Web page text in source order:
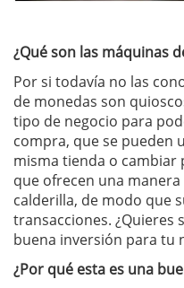
¿Qué son las máquinas
Por si todavía no las
de monedas son
tipo de negocio para
compra, que se pueden
misma tienda o cambiar
que ofrecen una
calderilla, de modo que
transacciones. ¿Quieres
buena inversión para tu
¿Por qué esta es una